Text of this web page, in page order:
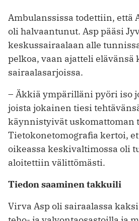
Ambulanssissa todettiin, että
oli halvaantunut. Asp pääsi
keskussairaalaan alle
pelkoa, vaan ajatteli
sairaalasarjoissa.
– Äkkiä ympärilläni pyöri iso
joista jokainen tiesi
käynnistyivät uskomattoman
Tietokonetomografia kertoi,
oikeassa keskivaltimossa oli
aloitettiin välittömästi.
Tiedon saaminen takkuili
Virva Asp oli sairaalassa